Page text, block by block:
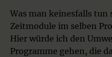
Was man keinesfalls tun
Zeitmodule im selben
Hier würde ich den
Programme gehen, die